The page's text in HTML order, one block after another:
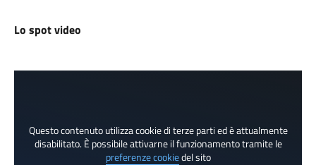
Lo spot video
Questo contenuto utilizza cookie di terze parti ed è attualmente
disabilitato. È possibile attivarne il funzionamento tramite le
preferenze cookiedel sito